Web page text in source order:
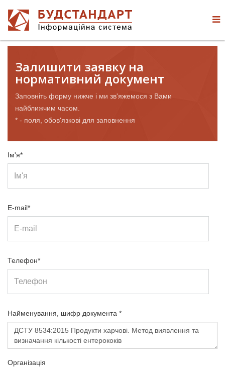
Залишити заявку на
нормативний документ
Заповніть форму нижче і ми зв'яжемося з Вами
найближчим часом.
* - поля, обов'язкові для заповнення
Ім'я*
E-mail*
Телефон*
Найменування, шифр документа *
Організація